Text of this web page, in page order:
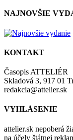
NAJNOVŠIE
KONTAKT
Časopis ATTELIÉR
Skladová 3, 917 01
redakcia@attelier.sk
VYHLÁSENIE
attelier.sk nepoberá
na účely štátnej